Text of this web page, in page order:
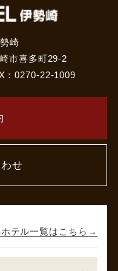
崎
市喜多町29-2
：0270-22-1009
せ
テル一覧はこちら